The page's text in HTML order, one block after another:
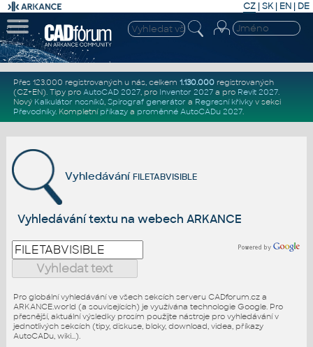
CZ | SK| EN | DE
Přes 123.000 registrovaných u nás, celkem 1.130.000registrovaných
(CZ+EN). Tipy pro AutoCAD 2027, pro Inventor 2027a pro Revit 2027.
Nový Kalkulátor nosníků, Spirograf generátor a Regresní křivkyv sekci
Převodníky. Kompletní příkazya proměnné AutoCADu 2027.
Vyhledávání FILETABVISIBLE
Vyhledávání textu na webech ARKANCE
Pro globální vyhledávání ve všech sekcích serveru CADforum.cz a
ARKANCE.world (a souvisejících) je využívána technologie Google. Pro
přesnější, aktuální výsledky prosím použijte nástroje pro vyhledávání v
jednotlivých sekcích (tipy, diskuse, bloky, download, videa, příkazy
AutoCADu, wiki...).